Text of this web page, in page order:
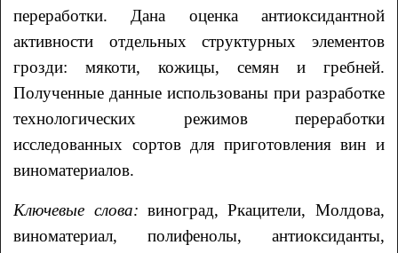
переработки. Дана оценка антиоксидантной
активности отдельных структурных элементов
грозди: мякоти, кожицы, семян и гребней.
Полученные данные использованы при разработке
технологических режимов переработки
исследованных сортов для приготовления вин и
виноматериалов.
Ключевые слова: виноград, Ркацители, Молдова,
виноматериал, полифенолы, антиоксиданты,